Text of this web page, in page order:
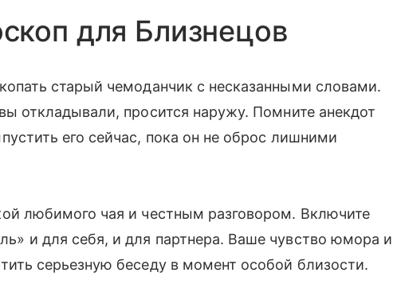
для Близнецов
старый чемоданчик с несказанными словами.
откладывали, просится наружу. Помните анекдот
его сейчас, пока он не оброс лишними
любимого чая и честным разговором. Включите
и для себя, и для партнера. Ваше чувство юмора и
серьезную беседу в момент особой близости.